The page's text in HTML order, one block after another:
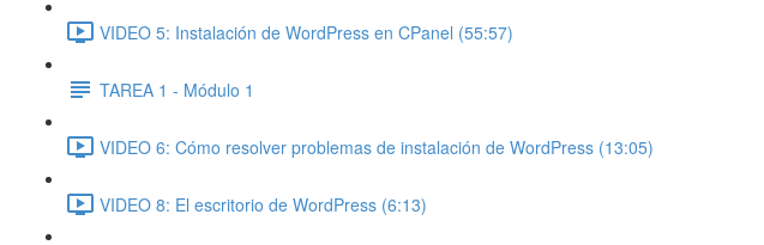
VIDEO 5: Instalación de WordPress en CPanel (55:57)
TAREA 1 - Módulo 1
VIDEO 6: Cómo resolver problemas de instalación de WordPress (13:05)
VIDEO 8: El escritorio de WordPress (6:13)